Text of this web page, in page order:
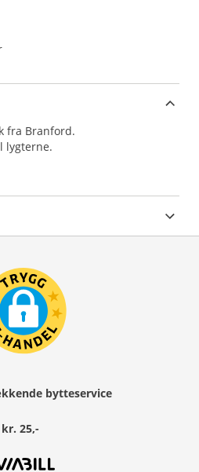
fra Branford.
lygterne.
bytteservice
25,-